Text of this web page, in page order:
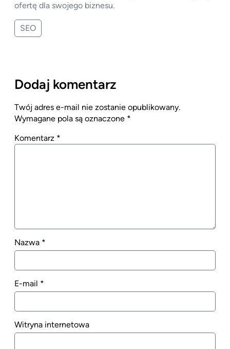
ofertę dla swojego biznesu.
SEO
Dodaj komentarz
Twój adres e-mail nie zostanie opublikowany.
Wymagane pola są oznaczone *
Komentarz *
Nazwa *
E-mail *
Witryna internetowa